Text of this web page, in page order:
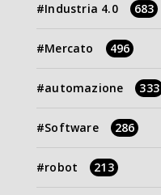
Industria 4.0 683
Mercato 496
automazione 333
Software 286
robot 213